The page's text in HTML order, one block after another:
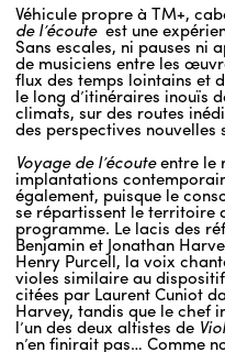
Véhicule propre à TM+,
de l’écoute est une
Sans escales, ni pauses ni
de musiciens entre les
flux des temps lointains et
le long d’itinéraires inouïs
climats, sur des routes
des perspectives
Voyage de l’écouteentre le
implantations
également, puisque le
se répartissent le territoire
programme. Le lacis des
Benjamin et Jonathan
Henry Purcell, la voix
violes similaire au
citées par Laurent Cuniot
Harvey, tandis que le chef
l’un des deux altistes de
n’en finirait pas… Comme